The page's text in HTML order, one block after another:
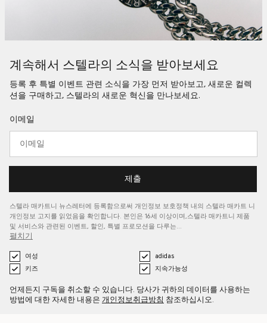
계속해서 스텔라의 소식을 받아보세요
등록 후 특별 이벤트 관련 소식을 가장 먼저 받아보고, 새로운 컬렉
션을 구매하고, 스텔라의 새로운 혁신을 만나보세요.
이메일
제출
스텔라 매카트니 뉴스레터에 등록함으로써 개인정보 보호정책 내의 스텔라 매카트 니
개인정보 고지를 읽었음을 확인합니다. 본인은 16세 이상이며,스텔라 매카트니 제품
및 서비스와 관련된 이벤트, 할인, 특별 프로모션을 다루는…
펼치기
여성
adidas
키즈
지속가능성
언제든지 구독을 취소할 수 있습니다. 당사가 귀하의 데이터를 사용하는
방법에 대한 자세한 내용은 개인정보취급방침 참조하십시오.